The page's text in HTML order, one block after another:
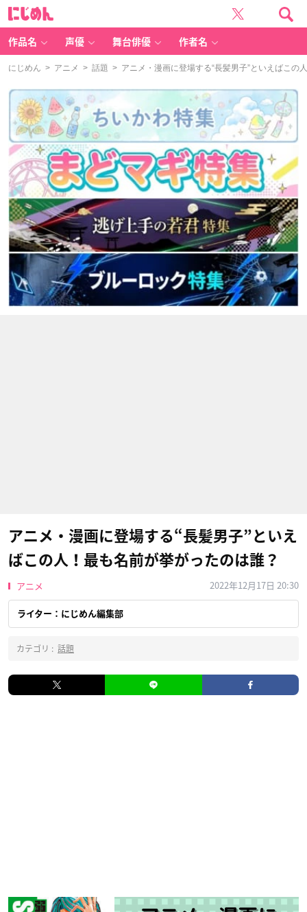
作品名 声優 舞台俳優 作者名
にじめん > アニメ > 話題 > アニメ・漫画に登場する“長髪男子”といえばこの
アニメ・漫画に登場する“長髪男子”といえ
ばこの人！最も名前が挙がったのは誰？
アニメ 2022年12月17日 20:30
ライター：にじめん編集部
カテゴリ : 話題